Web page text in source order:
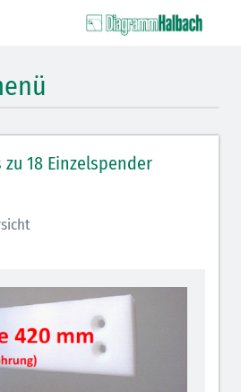
"Click"18 Einzelspender